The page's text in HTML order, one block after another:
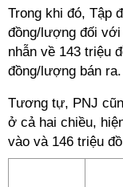
Trong khi đó, Tập
đồng/lượng đối
nhẫn về 143 triệu
đồng/lượng bán ra.
Tương tự, PNJ
ở cả hai chiều,
vào và 146 triệu